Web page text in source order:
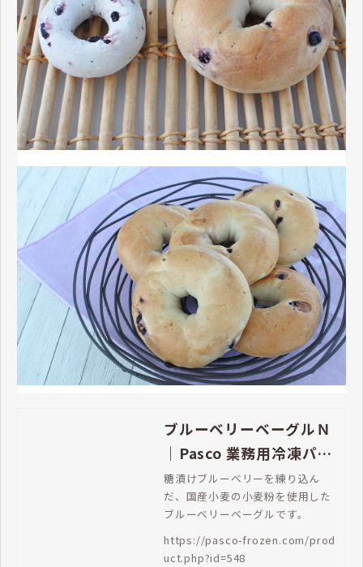
ブルーベリーベーグルＮ
｜Pasco 業務用冷凍パン
生地通販 | Pasco 業務用
冷凍パン生地通販
糖漬けブルーベリーを練り込ん
だ、国産小麦の小麦粉を使用した
ブルーベリーベーグルです。
https://pasco-frozen.com/prod
uct.php?id=548